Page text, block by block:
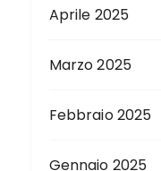
Aprile 2025
Marzo 2025
Febbraio 2025
Gennaio 2025